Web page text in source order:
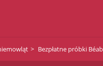
Bezpłatne próbki